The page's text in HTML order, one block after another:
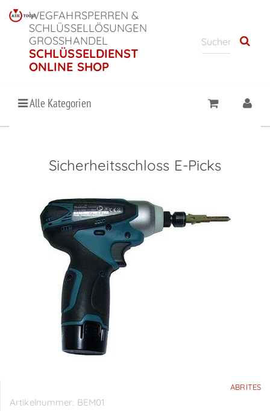
WEGFAHRSPERREN &
SCHLÜSSELLÖSUNGEN
GROSSHANDEL
SCHLÜSSELDIENST
ONLINE SHOP
Alle Kategorien
Sicherheitsschloss E-Picks
ABRITES
Artikelnummer: BEM01